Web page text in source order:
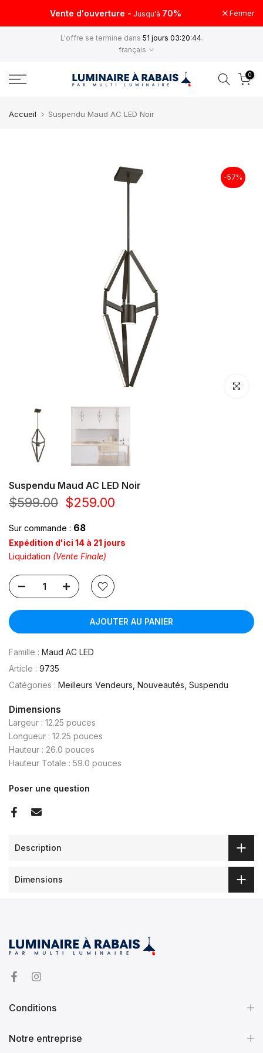
au
Vente d'ouverture - Jusqu'à 70% Fermer
L'offre se termine dans 51 jours 03:20:44.
français
0
Accueil Suspendu Maud AC LED Noir
-57%
Cliquez
Suspendu Maud AC LED Noir
$599.00 $259.00
Sur commande : 68
Expédition d'ici 14 à 21 jours
Liquidation (Vente Finale)
AJOUTER AU PANIER
Famille : Maud AC LED
Article : 9735
Catégories : Meilleurs Vendeurs Nouveautés Suspendu
Dimensions
Largeur : 12.25 pouces
Longueur : 12.25 pouces
Hauteur : 26.0 pouces
Hauteur Totale : 59.0 pouces
Poser une question
Description
Dimensions
Conditions
Notre entreprise